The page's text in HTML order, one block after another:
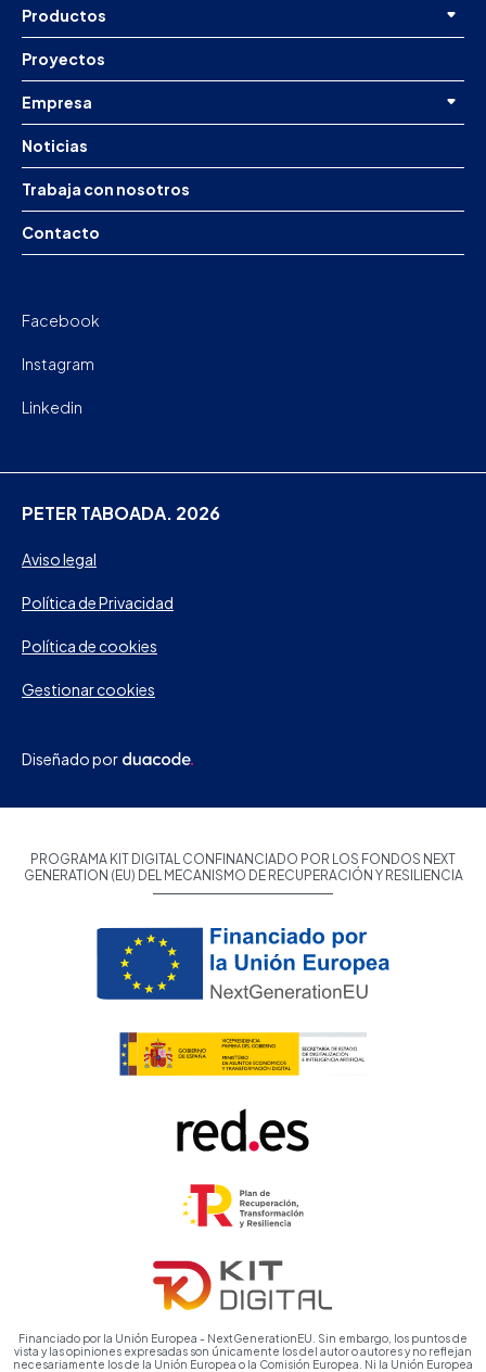
Productos
Proyectos
Empresa
Noticias
Trabaja con nosotros
Contacto
Facebook
Instagram
Linkedin
PETER TABOADA. 2026
Aviso legal
Política de Privacidad
Política de cookies
Gestionar cookies
Diseñado por
PROGRAMA KIT DIGITAL CONFINANCIADO POR LOS FONDOS NEXT
GENERATION (EU) DEL MECANISMO DE RECUPERACIÓN Y RESILIENCIA
Financiado por la Unión Europea - NextGenerationEU. Sin embargo, los puntos de
vista y las opiniones expresadas son únicamente los del autor o autores y no reflejan
necesariamente los de la Unión Europea o la Comisión Europea. Ni la Unión Europea